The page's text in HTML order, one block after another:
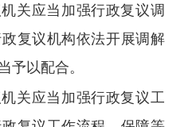
关应当加强行政复议调
复议机构依法开展调解
予以配合。
关应当加强行政复议工